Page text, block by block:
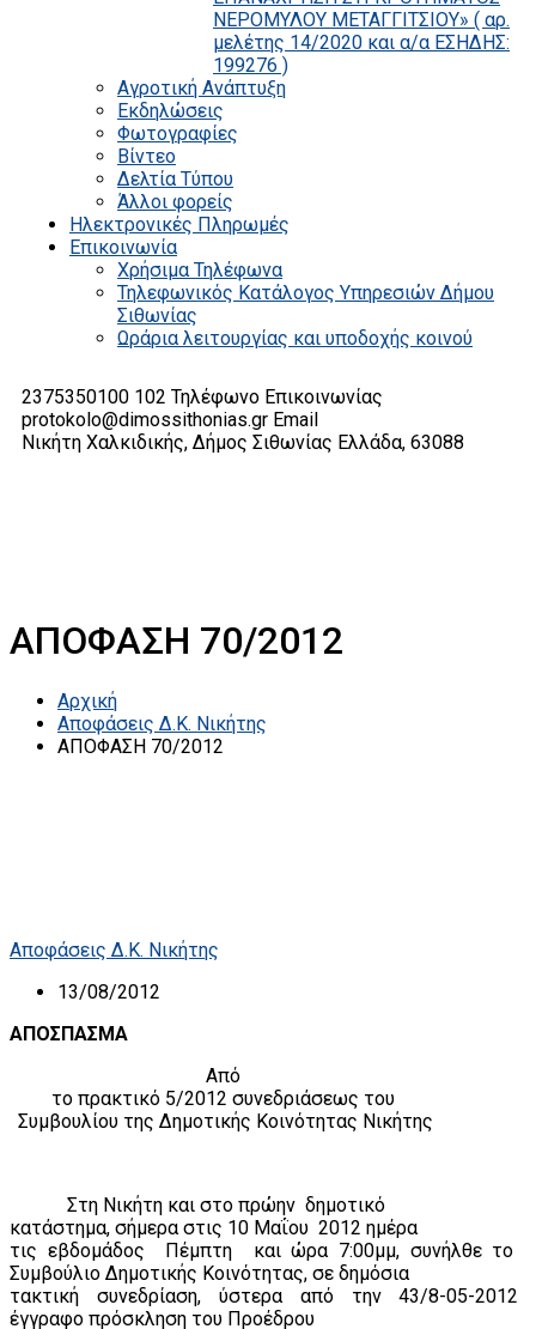
ΝΕΡΟΜΥΛΟΥ ΜΕΤΑΓΓΙΤΣΙΟΥ» ( αρ.
μελέτης 14/2020 και α/α ΕΣΗΔΗΣ:
199276 )
Αγροτική Ανάπτυξη
Εκδηλώσεις
Φωτογραφίες
Βίντεο
Δελτία Τύπου
Άλλοι φορείς
Ηλεκτρονικές Πληρωμές
Επικοινωνία
Χρήσιμα Τηλέφωνα
Τηλεφωνικός Κατάλογος Υπηρεσιών Δήμου
Σιθωνίας
Ωράρια λειτουργίας και υποδοχής κοινού
2375350100 102 Τηλέφωνο Επικοινωνίας
protokolo@dimossithonias.gr Email
Νικήτη Χαλκιδικής, Δήμος Σιθωνίας Ελλάδα, 63088
ΑΠΟΦΑΣΗ 70/2012
Αρχική
Αποφάσεις Δ.Κ. Νικήτης
ΑΠΟΦΑΣΗ 70/2012
Αποφάσεις Δ.Κ. Νικήτης
13/08/2012
ΑΠΟΣΠΑΣΜΑ
Από
το πρακτικό 5/2012 συνεδριάσεως του
Συμβουλίου της Δημοτικής Κοινότητας Νικήτης
Στη Νικήτη και στο πρώην δημοτικό
κατάστημα, σήμερα στις 10 Μαΐου 2012 ημέρα
τις εβδομάδος
Πέμπτη
και ώρα 7:00μμ, συνήλθε το
Συμβούλιο Δημοτικής Κοινότητας, σε δημόσια
τακτική συνεδρίαση, ύστερα από την 43/8-05-2012
έγγραφο πρόσκληση του Προέδρου